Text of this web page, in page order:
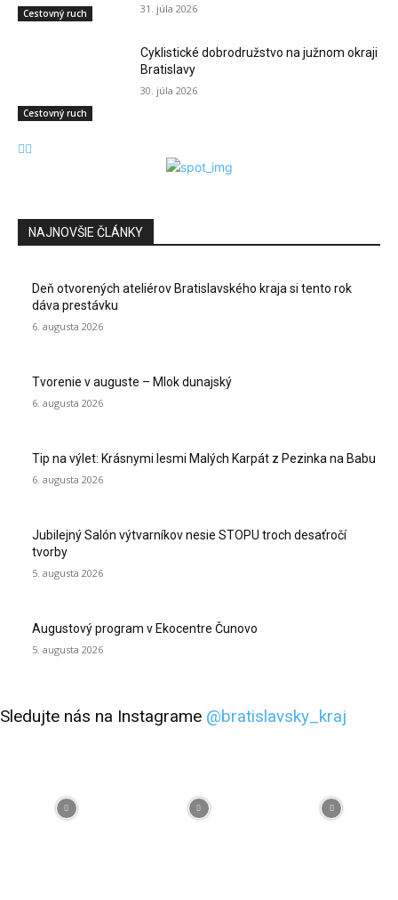
Cestovný ruch 31. júla 2026
Cestovný ruch
Cyklistické dobrodružstvo na južnom okraji
Bratislavy
30. júla 2026
NAJNOVŠIE ČLÁNKY
Deň otvorených ateliérov Bratislavského kraja si tento rok
dáva prestávku
6. augusta 2026
Tvorenie v auguste – Mlok dunajský
6. augusta 2026
Tip na výlet: Krásnymi lesmi Malých Karpát z Pezinka na Babu
6. augusta 2026
Jubilejný Salón výtvarníkov nesie STOPU troch desaťročí
tvorby
5. augusta 2026
Augustový program v Ekocentre Čunovo
5. augusta 2026
Sledujte nás na Instagrame @bratislavsky_kraj